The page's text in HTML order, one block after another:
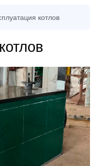
котлов